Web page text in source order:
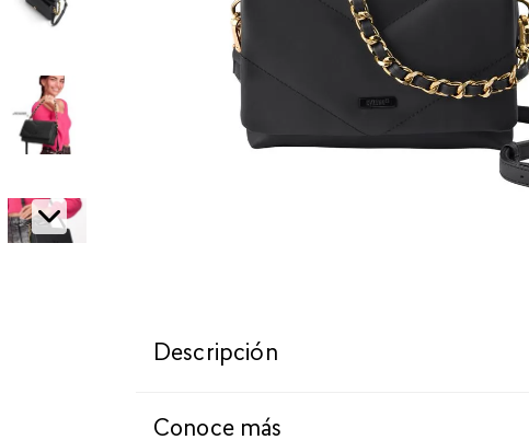
Descripción
Conoce más